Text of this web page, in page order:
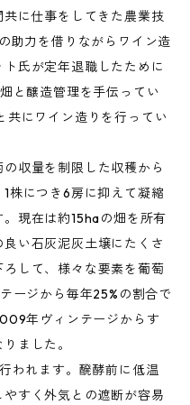
に仕事をしてきた農業技
助力を借りながらワイン造
氏が定年退職したために
と醸造管理を手伝ってい
共にワイン造りを行ってい
収量を制限した収穫から
株につき6房に抑えて凝縮
現在は約15haの畑を所有
い石灰泥灰土壌にたくさ
して、様々な要素を葡萄
ージから毎年25%の割合で
年ヴィンテージからす
ました。
われます。醗酵前に低温
すく外気との遮断が容易